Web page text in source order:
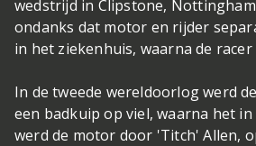
wedstrijd in Clipstone,
ondanks dat motor en rijder
in het ziekenhuis, waarna de
In de tweede wereldoorlog werd
een badkuip op viel, waarna het
werd de motor door 'Titch' Allen,